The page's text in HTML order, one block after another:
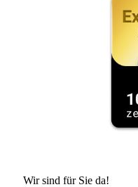
Wir sind für Sie da!